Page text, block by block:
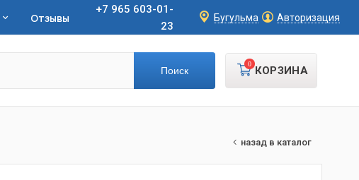
Отзывы
+7 965 603-01-
23
Бугульма Авторизация
КОРЗИНА
0
назад в каталог